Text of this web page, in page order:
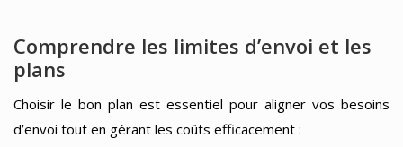
Comprendre les limites d’envoi et les
plans
Choisir le bon plan est essentiel pour aligner vos besoins
d’envoi tout en gérant les coûts efficacement :